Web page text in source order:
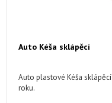
Auto Kéša sklápěcí
Auto plastové Kéša
roku.